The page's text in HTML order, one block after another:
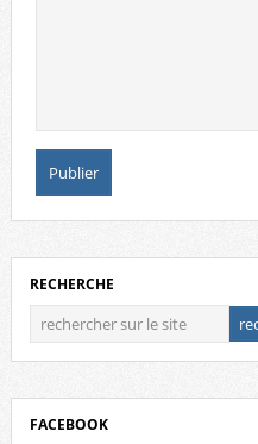
RECHERCHE
FACEBOOK